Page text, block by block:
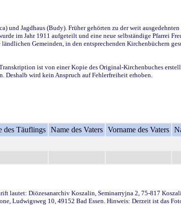
Jagdhaus (Budy). Früher gehörten zu der weit
im Jahr 1911 aufgeteilt und eine neue selbständige Pfarrei
Gemeinden, in den entsprechenden Kirchenbüchern
ist von einer Kopie des Original-Kirchenbuches
Deshalb wird kein Anspruch auf Fehlerfreiheit erhoben.
des Täuflings Name des Vaters Vorname des Vaters
lautet: Diözesanarchiv Koszalin, Seminarryjna 2, 75-817
Ludwigsweg 10, 49152 Bad Essen. Hinweis: Derzeit ist das